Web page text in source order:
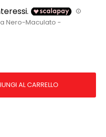
Nero-Maculato -
AL CARRELLO